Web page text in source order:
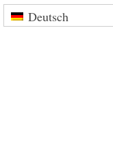
Deutsch